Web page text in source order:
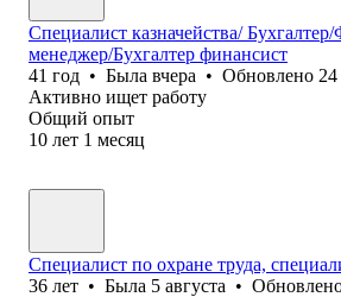
Специалист казначейства/
менеджер/Бухгалтер финансист
41 год • Была вчера • Обновлено
Активно ищет работу
Общий опыт
10 лет 1 месяц
Специалист по охране труда,
36 лет • Была 5 августа •